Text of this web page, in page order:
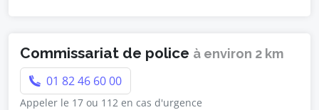
Commissariat de police à environ 2 km
01 82 46 60 00
Appeler le 17 ou 112 en cas d'urgence